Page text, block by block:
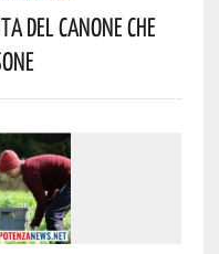
Del Canone Che